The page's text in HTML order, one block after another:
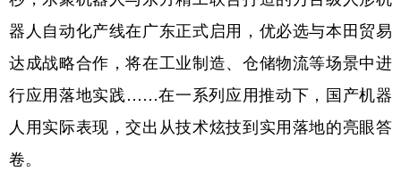
器人自动化产线在广东正式启用，优必选与本田贸易
达成战略合作，将在工业制造、仓储物流等场景中进
行应用落地实践……在一系列应用推动下，国产机器
人用实际表现，交出从技术炫技到实用落地的亮眼答
卷。